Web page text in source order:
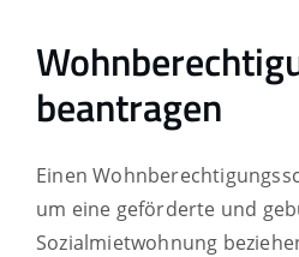
beantragen
Einen
um eine geförderte und
Sozialmietwohnung